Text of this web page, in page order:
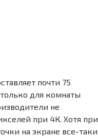
почти 75
для комнаты
не
при 4К. Хотя при
на экране все-таки